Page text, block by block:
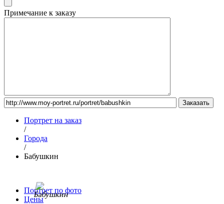
Примечание к заказу
Портрет на заказ
/
Города
/
Бабушкин
Портрет по фото
Цены